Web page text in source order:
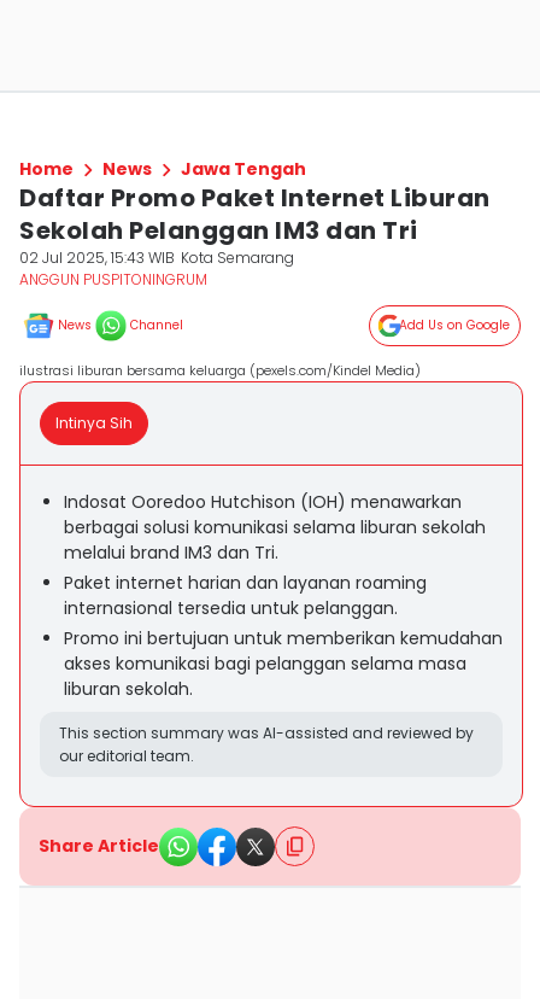
Home News Jawa Tengah
Daftar Promo Paket Internet Liburan
Sekolah Pelanggan IM3 dan Tri
02 Jul 2025, 15:43 WIB Kota Semarang
ANGGUN PUSPITONINGRUM
News Channel Add Us on Google
ilustrasi liburan bersama keluarga (pexels.com/Kindel Media)
Intinya Sih
Indosat Ooredoo Hutchison (IOH) menawarkan
berbagai solusi komunikasi selama liburan sekolah
melalui brand IM3 dan Tri.
Paket internet harian dan layanan roaming
internasional tersedia untuk pelanggan.
Promo ini bertujuan untuk memberikan kemudahan
akses komunikasi bagi pelanggan selama masa
liburan sekolah.
This section summary was AI-assisted and reviewed by
our editorial team.
Share Article